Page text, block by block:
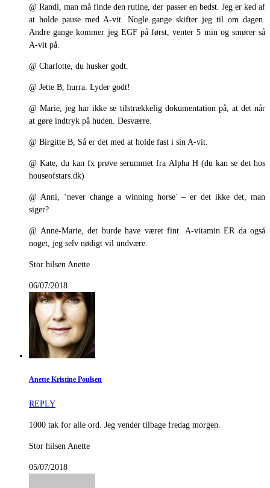
@ Randi, man må finde den rutine, der passer en bedst. Jeg er ked af
at holde pause med A-vit. Nogle gange skifter jeg til om dagen.
Andre gange kommer jeg EGF på først, venter 5 min og smører så
A-vit på.
@ Charlotte, du husker godt.
@ Jette B, hurra. Lyder godt!
@ Marie, jeg har ikke se tilstrækkelig dokumentation på, at det når
at gøre indtryk på huden. Desværre.
@ Birgitte B, Så er det med at holde fast i sin A-vit.
@ Kate, du kan fx prøve serummet fra Alpha H (du kan se det hos
houseofstars.dk)
@ Anni, ‘never change a winning horse’ – er det ikke det, man
siger?
@ Anne-Marie, det burde have været fint. A-vitamin ER da også
noget, jeg selv nødigt vil undvære.
Stor hilsen Anette
06/07/2018
Anette Kristine Poulsen
REPLY
1000 tak for alle ord. Jeg vender tilbage fredag morgen.
Stor hilsen Anette
05/07/2018